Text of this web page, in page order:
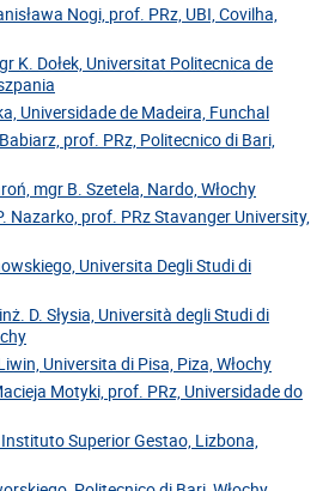
Nogi, prof. PRz, UBI, Covilha,
K. Dołek, Universitat Politecnica de
Universidade de Madeira, Funchal
prof. PRz, Politecnico di Bari,
mgr B. Szetela, Nardo, Włochy
Nazarko, prof. PRz Stavanger University,
Universita Degli Studi di
D. Słysia, Università degli Studi di
Universita di Pisa, Piza, Włochy
Motyki, prof. PRz, Universidade do
Superior Gestao, Lizbona,